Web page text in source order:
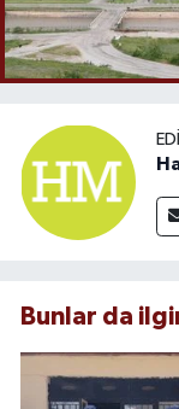
Bunlar da